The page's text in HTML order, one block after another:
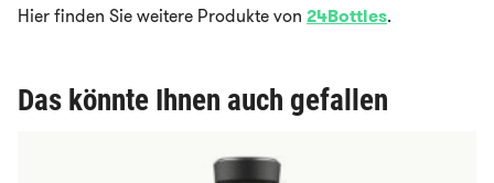
Hier finden Sie weitere Produkte von 24Bottles.
Das könnte Ihnen auch gefallen